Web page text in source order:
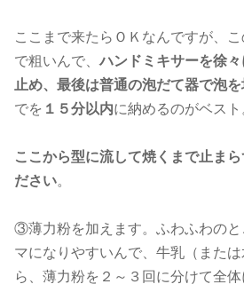
ここまで来たらＯＫなんですが、
で粗いんで、ハンドミキサーを徐
止め、最後は普通の泡だて器で泡
でを １５分以内に納めるのがベスト
ここから型に流して焼くまで止ま
ださい。
③薄力粉を加えます。ふわふわの
マになりやすいんで、牛乳（また
ら、薄力粉を２～３回に分けて全体